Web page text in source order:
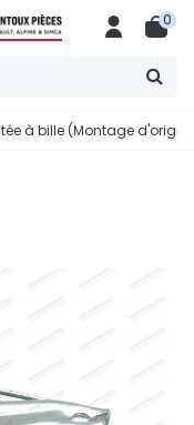
0
à bille (Montage